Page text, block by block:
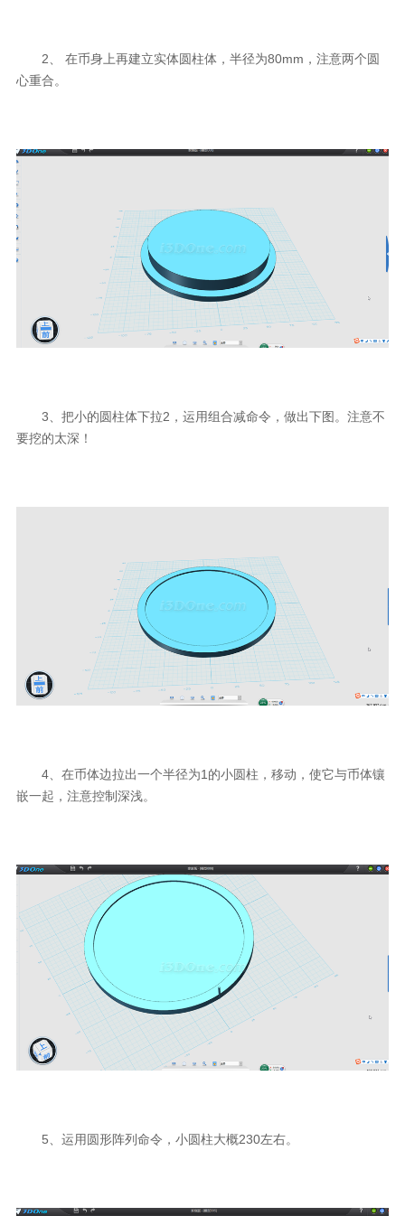
2、 在币身上再建立实体圆柱体，半径为80mm，注意两个圆
心重合。
3、把小的圆柱体下拉2，运用组合减命令，做出下图。注意不
要挖的太深！
4、在币体边拉出一个半径为1的小圆柱，移动，使它与币体镶
嵌一起，注意控制深浅。
5、运用圆形阵列命令，小圆柱大概230左右。